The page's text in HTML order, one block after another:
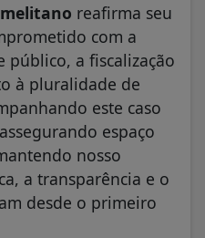
reafirma seu
com a
público, a fiscalização
à pluralidade de
este caso
espaço
nosso
a transparência e o
desde o primeiro